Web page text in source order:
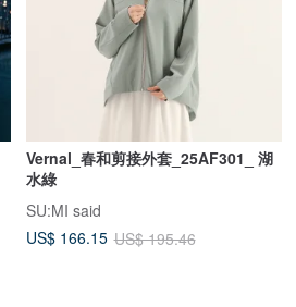
Vernal_春和剪接外套_25AF301_ 湖
水綠
SU:MI said
US$ 166.15 US$ 195.46